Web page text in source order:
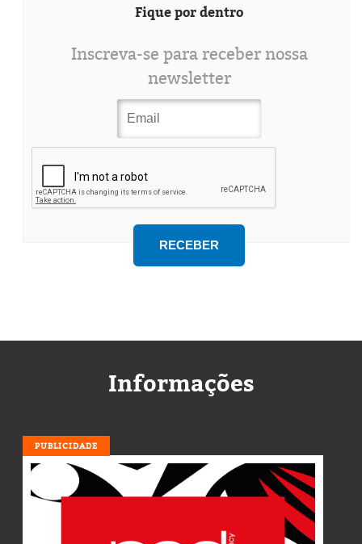
Fique por dentro
Inscreva-se para receber nossa
newsletter
Informações
PUBLICIDADE